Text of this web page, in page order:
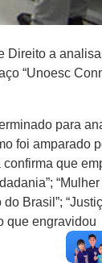
Direito a
“Unoesc
para
foi amparado
que
Brasil”;
que engravidou